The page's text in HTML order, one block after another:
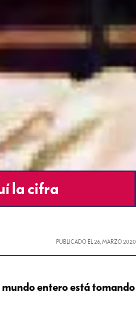
la cifra
PUBLICADO EL 26, MARZO 2020
mundo entero está tomando